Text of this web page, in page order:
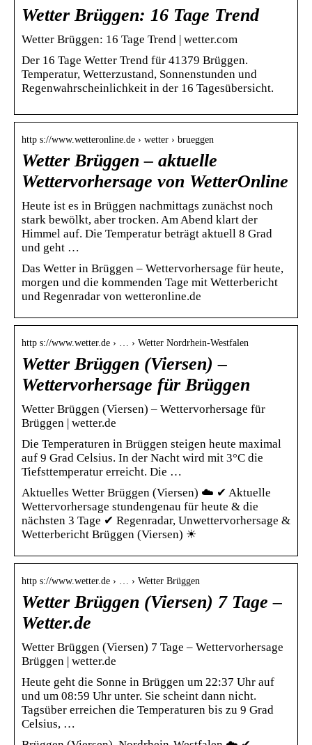
Wetter Brüggen: 16 Tage Trend
Wetter Brüggen: 16 Tage Trend | wetter.com
Der 16 Tage Wetter Trend für 41379 Brüggen.
Temperatur, Wetterzustand, Sonnenstunden und
Regenwahrscheinlichkeit in der 16 Tagesübersicht.
http s://www.wetteronline.de › wetter › brueggen
Wetter Brüggen – aktuelle
Wettervorhersage von WetterOnline
Heute ist es in Brüggen nachmittags zunächst noch
stark bewölkt, aber trocken. Am Abend klart der
Himmel auf. Die Temperatur beträgt aktuell 8 Grad
und geht …
Das Wetter in Brüggen – Wettervorhersage für heute,
morgen und die kommenden Tage mit Wetterbericht
und Regenradar von wetteronline.de
http s://www.wetter.de › … › Wetter Nordrhein-Westfalen
Wetter Brüggen (Viersen) –
Wettervorhersage für Brüggen
Wetter Brüggen (Viersen) – Wettervorhersage für
Brüggen | wetter.de
Die Temperaturen in Brüggen steigen heute maximal
auf 9 Grad Celsius. In der Nacht wird mit 3°C die
Tiefsttemperatur erreicht. Die …
Aktuelles Wetter Brüggen (Viersen) ☁️ ✔ Aktuelle
Wettervorhersage stundengenau für heute & die
nächsten 3 Tage ✔ Regenradar, Unwettervorhersage &
Wetterbericht Brüggen (Viersen) ☀
http s://www.wetter.de › … › Wetter Brüggen
Wetter Brüggen (Viersen) 7 Tage –
Wetter.de
Wetter Brüggen (Viersen) 7 Tage – Wettervorhersage
Brüggen | wetter.de
Heute geht die Sonne in Brüggen um 22:37 Uhr auf
und um 08:59 Uhr unter. Sie scheint dann nicht.
Tagsüber erreichen die Temperaturen bis zu 9 Grad
Celsius, …